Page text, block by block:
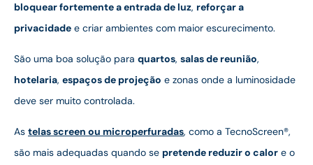
bloquear fortemente a entrada de luz, reforçar a
privacidade e criar ambientes com maior escurecimento.
São uma boa solução para quartos, salas de reunião,
hotelaria, espaços de projeção e zonas onde a luminosidade
deve ser muito controlada.
As telas screen ou microperfuradas, como a TecnoScreen®,
são mais adequadas quando se pretende reduzir o calor e o